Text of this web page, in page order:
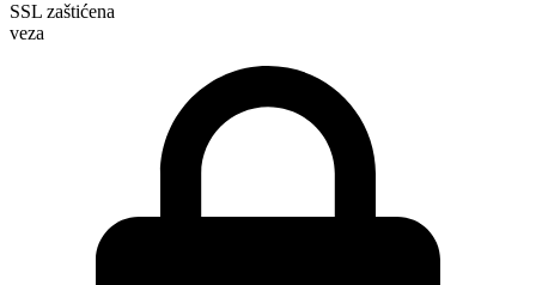
SSL zaštićena
veza